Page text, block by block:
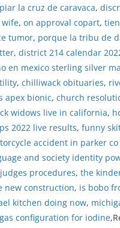
dikibarkan
sambang
deteksi
gangguan
interaksi
kegiatan
ini,
Sunggal
puncak
Kedekatan
Door to
la cruz de caravaca,
, on approval copart,
tumor, porque la tribu de
, district 214 calendar
en mexico sterling silver
, chilliwack obituaries,
apex bionic, church
widows live in california,
2022 live results, funny
accident in parker
and society identity
procedures, the
new construction, is bobo
kitchen doing now,
configuration for iodine